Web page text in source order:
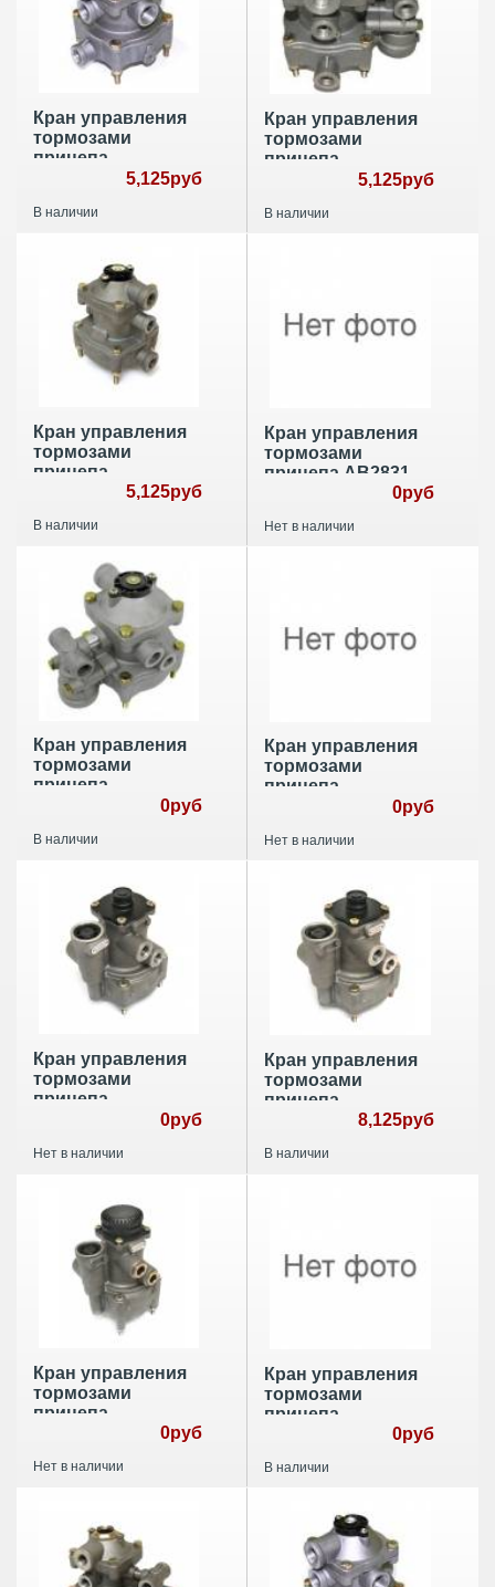
Кран управления
тормозами
прицепа
97300200005,125руб
В наличии
Кран управления
тормозами
прицепа
97300250105,125руб
В наличии
Кран управления
тормозами
прицепа
97300240205,125руб
В наличии
Кран управления
тормозами
прицепа AB2831
0руб
Нет в наличии
Кран управления
тормозами
прицепа
0руб
В наличии
Кран управления
тормозами
прицепа
0руб
Нет в наличии
Кран управления
тормозами
прицепа
0руб
Нет в наличии
Кран управления
тормозами
прицепа
97300800208,125руб
В наличии
Кран управления
тормозами
прицепа
0руб
Нет в наличии
Кран управления
тормозами
прицепа
0руб
В наличии